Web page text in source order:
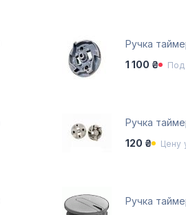
Ручка
1 100 ₴
Под
Ручка
120 ₴
Цену
Ручка